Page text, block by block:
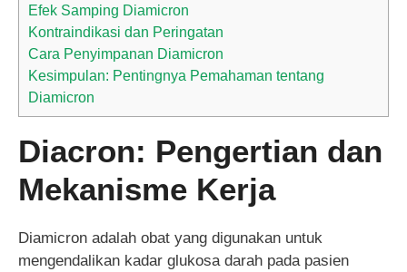
Efek Samping Diamicron
Kontraindikasi dan Peringatan
Cara Penyimpanan Diamicron
Kesimpulan: Pentingnya Pemahaman tentang
Diamicron
Diacron: Pengertian dan
Mekanisme Kerja
Diamicron adalah obat yang digunakan untuk
mengendalikan kadar glukosa darah pada pasien